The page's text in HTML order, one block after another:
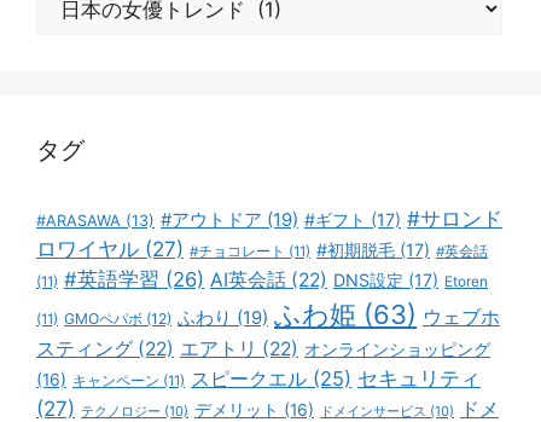
タグ
#ARASAWA (13) #アウトドア (19) #ギフト (17) #サロンド
ロワイヤル (27) #チョコレート (11) #初期脱毛 (17) #英会話
(11) #英語学習 (26) AI英会話 (22) DNS設定 (17) Etoren
(11) GMOペパボ (12) ふわり (19) ふわ姫 (63) ウェブホ
スティング (22) エアトリ (22) オンラインショッピング
(16) キャンペーン (11) スピークエル (25) セキュリティ
(27) テクノロジー (10) デメリット (16) ドメインサービス (10)
ドメ